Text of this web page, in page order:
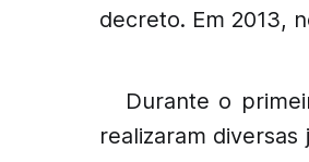
decreto. Em 2013,
Durante o
realizaram